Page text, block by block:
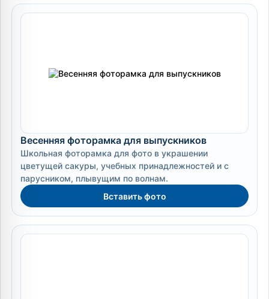
Весенняя фоторамка для выпускников
Школьная фоторамка для фото в украшении
цветущей сакуры, учебных принадлежностей и с
парусником, плывущим по волнам.
Вставить фото